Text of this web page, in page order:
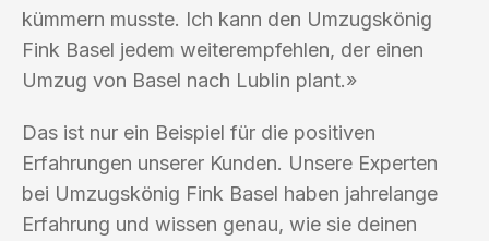
kümmern musste. Ich kann den Umzugskönig
Fink Basel jedem weiterempfehlen, der einen
Umzug von Basel nach Lublin plant.»
Das ist nur ein Beispiel für die positiven
Erfahrungen unserer Kunden. Unsere Experten
bei Umzugskönig Fink Basel haben jahrelange
Erfahrung und wissen genau, wie sie deinen